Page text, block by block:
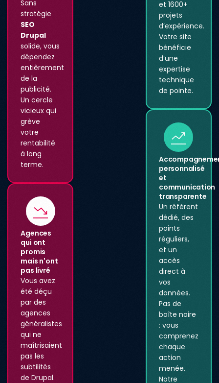
Sans
stratégie
SEO
Drupal
solide, vous
dépendez
entièrement
de la
publicité.
Un cercle
vicieux qui
grève
votre
rentabilité
à long
terme.
Agences
qui ont
promis
mais n'ont
pas livré
Vous avez
été déçu
par des
agences
généralistes
qui ne
maîtrisaient
pas les
subtilités
de Drupal.
et 1600+
projets
d’expérience.
Votre site
bénéficie
d’une
expertise
technique
de pointe.
personnalisé
et
communication
transparente
Un référent
dédié, des
points
réguliers,
et un
accès
direct à
vos
données.
Pas de
boîte noire
: vous
comprenez
chaque
action
menée.
Notre